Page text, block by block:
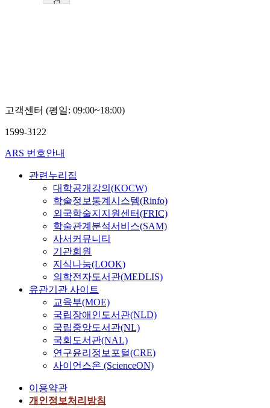
고객센터 (평일: 09:00~18:00)
1599-3122
ARS 번호안내
관련누리집
대학공개강의(KOCW)
학술정보통계시스템(Rinfo)
외국학술지지원센터(FRIC)
학술관계분석서비스(SAM)
사서커뮤니티
기관회원
지식나눔(LOOK)
의학전자도서관(MEDLIS)
유관기관 사이트
교육부(MOE)
국립장애인도서관(NLD)
국립중앙도서관(NL)
국회도서관(NAL)
연구윤리정보포털(CRE)
사이언스온 (ScienceON)
이용약관
개인정보처리방침